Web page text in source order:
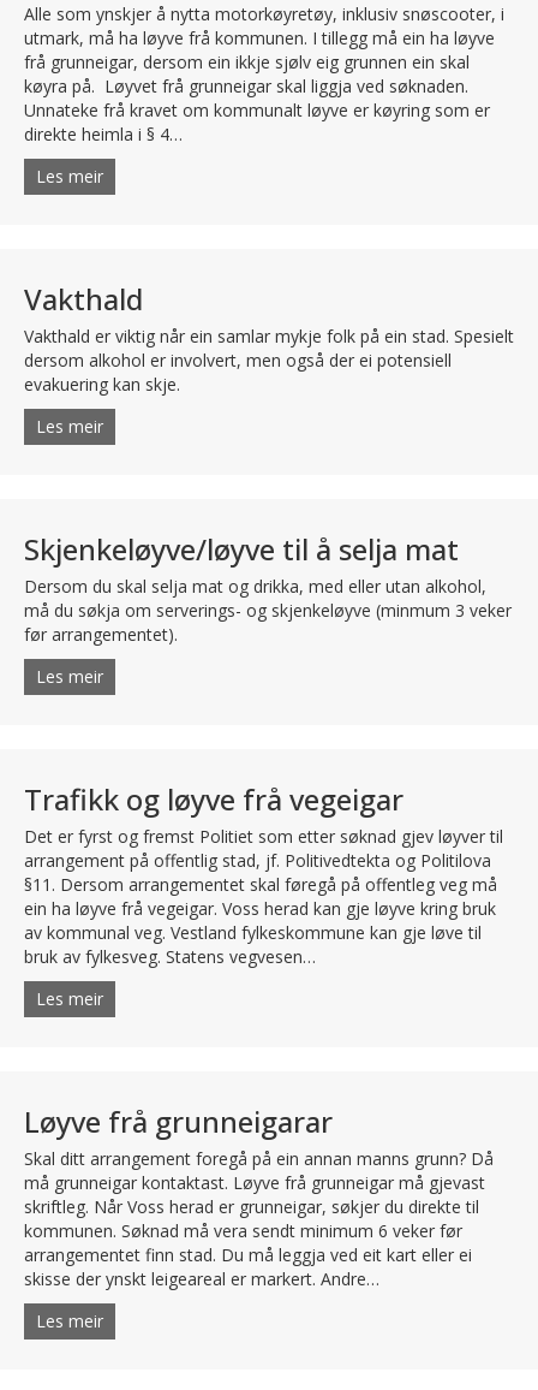
Alle som ynskjer å nytta motorkøyretøy, inklusiv snøscooter, i
utmark, må ha løyve frå kommunen. I tillegg må ein ha løyve
frå grunneigar, dersom ein ikkje sjølv eig grunnen ein skal
køyra på. Løyvet frå grunneigar skal liggja ved søknaden.
Unnateke frå kravet om kommunalt løyve er køyring som er
direkte heimla i § 4…
Les meir
Vakthald
Vakthald er viktig når ein samlar mykje folk på ein stad. Spesielt
dersom alkohol er involvert, men også der ei potensiell
evakuering kan skje.
Les meir
Skjenkeløyve/løyve til å selja mat
Dersom du skal selja mat og drikka, med eller utan alkohol,
må du søkja om serverings- og skjenkeløyve (minmum 3 veker
før arrangementet).
Les meir
Trafikk og løyve frå vegeigar
Det er fyrst og fremst Politiet som etter søknad gjev løyver til
arrangement på offentlig stad, jf. Politivedtekta og Politilova
§11. Dersom arrangementet skal føregå på offentleg veg må
ein ha løyve frå vegeigar. Voss herad kan gje løyve kring bruk
av kommunal veg. Vestland fylkeskommune kan gje løve til
bruk av fylkesveg. Statens vegvesen…
Les meir
Løyve frå grunneigarar
Skal ditt arrangement foregå på ein annan manns grunn? Då
må grunneigar kontaktast. Løyve frå grunneigar må gjevast
skriftleg. Når Voss herad er grunneigar, søkjer du direkte til
kommunen. Søknad må vera sendt minimum 6 veker før
arrangementet finn stad. Du må leggja ved eit kart eller ei
skisse der ynskt leigeareal er markert. Andre…
Les meir